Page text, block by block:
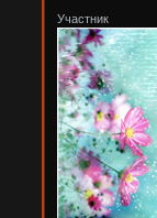
Участник